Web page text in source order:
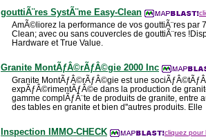
gouttiÃ¨res SystÃ¨me Easy-Clean
AmÃ©liorez la performance de vos gouttiÃ¨res par
Clean; avec ou sans couvercles de gouttiÃ¨res
Hardware et True Value.
Granite MontÃƒÂ©rÃƒÂ©gie 2000 Inc
Granite MontÃƒÂ©rÃƒÂ©gie est une
expÃƒÂ©rimentÃƒÂ©e dans la production de
gamme complÃƒÂ¨te de produits de granite, entre
des tables en granite et bien d''autres produits. Elle
Inspection IMMO-CHECK cliquez pour